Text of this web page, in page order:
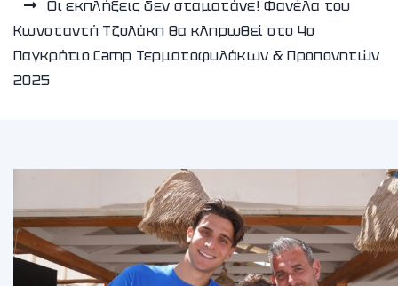
Οι εκπλήξεις δεν σταματάνε! Φανέλα του
Κωνσταντή Τζολάκη θα κληρωθεί στο 4ο
Παγκρήτιο Camp Τερματοφυλάκων & Προπονητών
2025